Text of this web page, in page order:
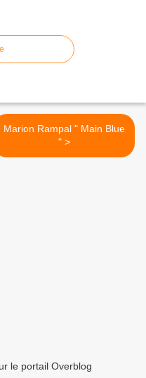
Marion Rampal " Main Blue
" >
le portail Overblog